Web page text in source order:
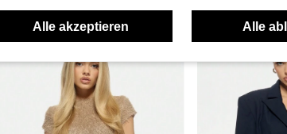
Alle akzeptieren Alle